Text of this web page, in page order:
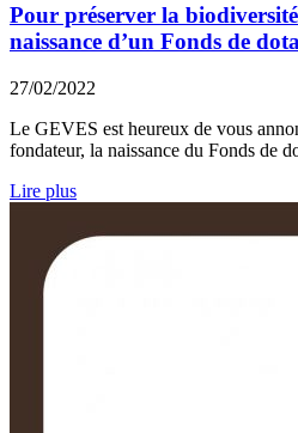
Pour préserver la biodiversité
naissance d’un Fonds de
27/02/2022
Le GEVES est heureux de vous
fondateur, la naissance du Fonds de
Lire plus